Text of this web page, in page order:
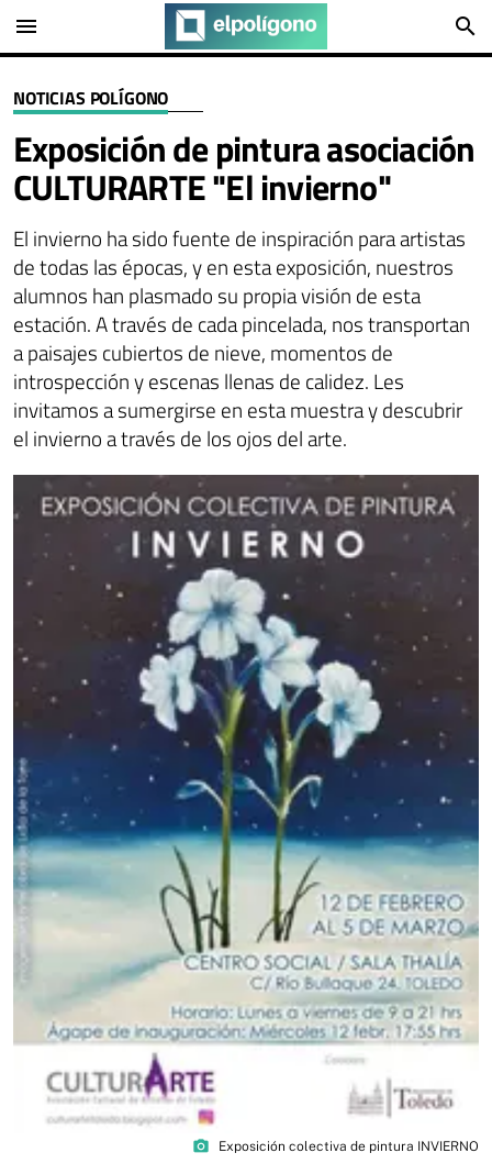
menu search
NOTICIAS POLÍGONO
Exposición de pintura asociación
CULTURARTE "El invierno"
El invierno ha sido fuente de inspiración para artistas
de todas las épocas, y en esta exposición, nuestros
alumnos han plasmado su propia visión de esta
estación. A través de cada pincelada, nos transportan
a paisajes cubiertos de nieve, momentos de
introspección y escenas llenas de calidez. Les
invitamos a sumergirse en esta muestra y descubrir
el invierno a través de los ojos del arte.
photo_camera Exposición colectiva de pintura INVIERNO